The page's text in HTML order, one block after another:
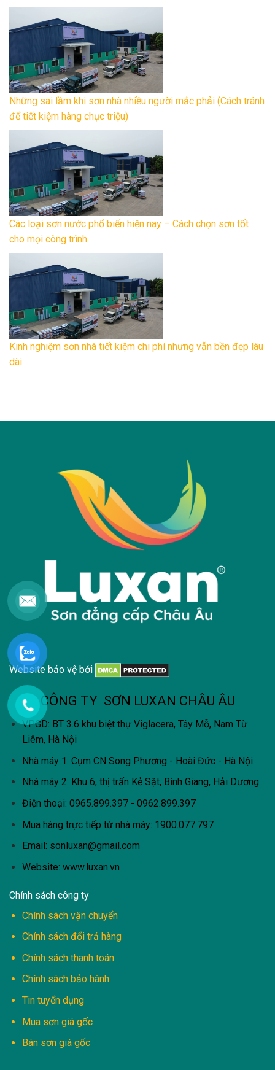
Những sai lầm khi sơn nhà nhiều người mắc phải (Cách tránh
để tiết kiệm hàng chục triệu)
Các loại sơn nước phổ biến hiện nay – Cách chọn sơn tốt
cho mọi công trình
Kinh nghiệm sơn nhà tiết kiệm chi phí nhưng vẫn bền đẹp lâu
dài
Website bảo vệ bởi
CÔNG TY SƠN LUXAN CHÂU ÂU
VPGD: BT 3.6 khu biệt thự Viglacera, Tây Mỗ, Nam Từ
Liêm, Hà Nội
Nhà máy 1: Cụm CN Song Phương - Hoài Đức - Hà Nội
Nhà máy 2: Khu 6, thị trấn Kẻ Sặt, Bình Giang, Hải Dương
Điện thoại: 0965.899.397 - 0962.899.397
Mua hàng trực tiếp từ nhà máy: 1900.077.797
Email: sonluxan@gmail.com
Website: www.luxan.vn
Chính sách công ty
Chính sách vận chuyển
Chính sách đổi trả hàng
Chính sách thanh toán
Chính sách bảo hành
Tin tuyển dụng
Mua sơn giá gốc
Bán sơn giá gốc